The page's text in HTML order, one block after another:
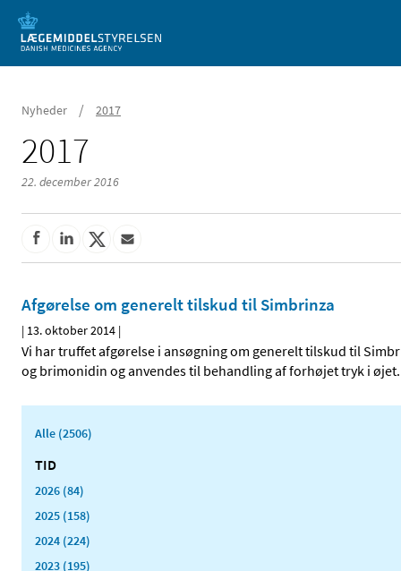
Mobil visning
Nyheder / 2017
2017
22. december 2016
Afgørelse om generelt tilskud til Simbrinza
| 13. oktober 2014 |
Vi har truffet afgørelse i ansøgning om generelt tilskud til
og brimonidin og anvendes til behandling af forhøjet tryk i øjet.
Alle (2506)
TID
2026 (84)
2025 (158)
2024 (224)
2023 (195)